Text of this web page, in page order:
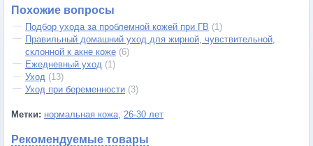
Похожие вопросы
Подбор ухода за проблемной кожей при ГВ (1)
Правильный домашний уход для жирной, чувствительной,
склонной к акне коже (6)
Ежедневный уход (1)
Уход (13)
Уход при беременности (3)
Метки: нормальная кожа, 26-30 лет
Рекомендуемые товары